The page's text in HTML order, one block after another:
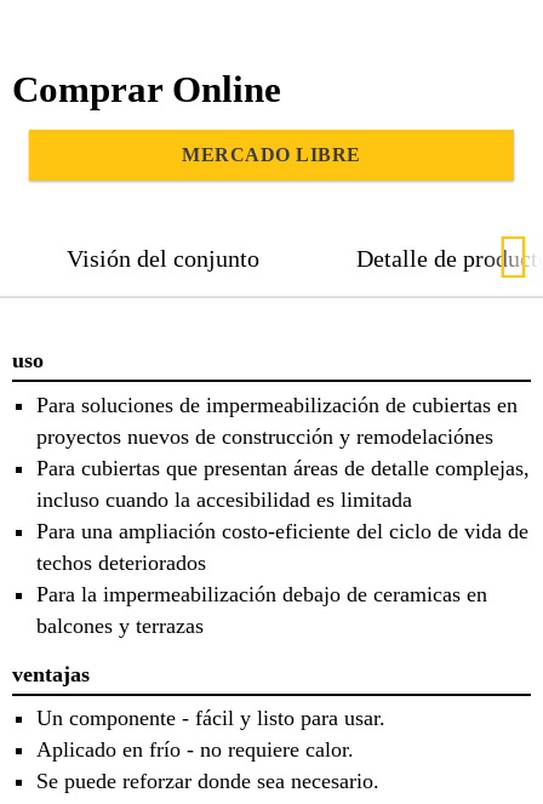
Comprar Online
MERCADO LIBRE
Visión del conjunto Detalle de
uso
Para soluciones de impermeabilización de cubiertas en
proyectos nuevos de construcción y remodelaciónes
Para cubiertas que presentan áreas de detalle complejas,
incluso cuando la accesibilidad es limitada
Para una ampliación costo-eficiente del ciclo de vida de
techos deteriorados
Para la impermeabilización debajo de ceramicas en
balcones y terrazas
ventajas
Un componente - fácil y listo para usar.
Aplicado en frío - no requiere calor.
Se puede reforzar donde sea necesario.